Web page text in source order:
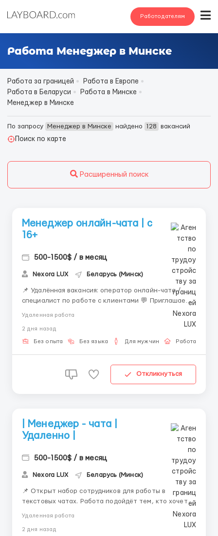
Работодателям
Работа Менеджер в Минске
Работа за границей
Работа в Европе
Работа в Беларуси
Работа в Минске
Менеджер в Минске
По запросу Менеджер в Минске найдено 128
вакансий
Поиск по карте
Расширенный поиск
Менеджер онлайн-чата | с
16+
500-1500$ / в месяц
Nexora LUX Беларусь (Минск)
📌 Удалённая вакансия: оператор онлайн-чата /
специалист по работе с клиентами 💬 Приглашаем
внимательных и ответственных сотрудников для
подойдёт тем, кто хочет работать удалённо,
развивать навыки онлайн-коммуникации и получать
Удаленная работа
2 дня назад
Без опыта Без языка Для мужчин Работа
Откликнуться
| Менеджер - чата |
Удаленно |
500-1500$ / в месяц
Nexora LUX Беларусь (Минск)
📌 Открыт набор сотрудников для работы в
текстовых чатах. Работа подойдёт тем, кто хочет
работать удалённо и развиваться в сфере онлайн-
переписку — отвечать на сообщения —
Удаленная работа
2 дня назад